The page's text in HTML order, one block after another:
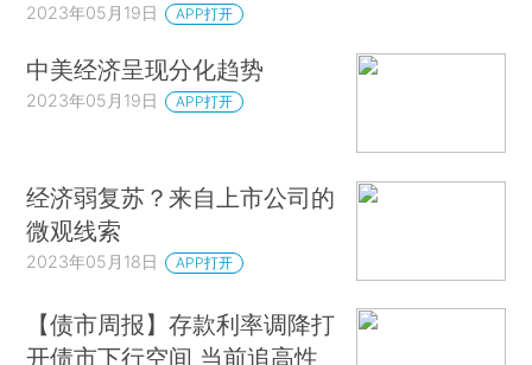
2023年05月19日 APP打开
中美经济呈现分化趋势
2023年05月19日 APP打开
经济弱复苏？来自上市公司的
微观线索
2023年05月18日 APP打开
【债市周报】存款利率调降打
开债市下行空间 当前追高性